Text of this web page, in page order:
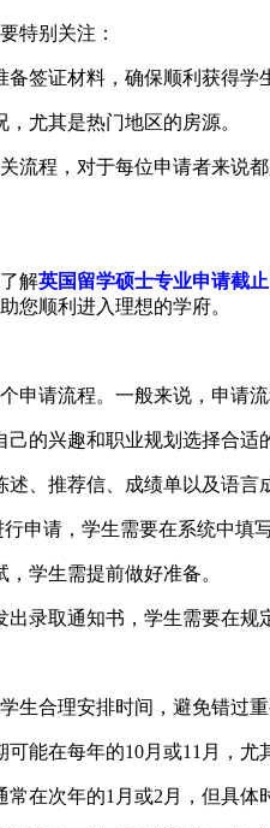
特别关注：
签证材料，确保顺利获得学
尤其是热门地区的房源。
流程，对于每位申请者来说
解英国留学硕士专业申请截
您顺利进入理想的学府。
申请流程。一般来说，申请流
己的兴趣和职业规划选择合
、推荐信、成绩单以及语
申请，学生需要在系统中填
，学生需提前做好准备。
出录取通知书，学生需要在规
生合理安排时间，避免错过
能在每年的10月或11月，尤
在次年的1月或2月，但具体